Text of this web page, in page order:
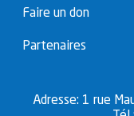
Faire un don
Partenaires
Adresse: 1 rue